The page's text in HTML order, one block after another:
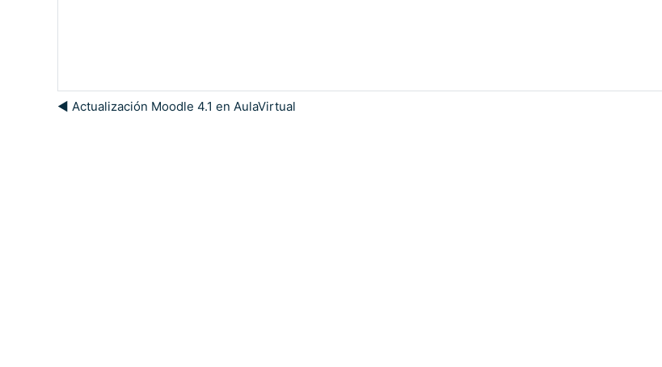
◀︎ Actualización Moodle 4.1 en AulaVirtual